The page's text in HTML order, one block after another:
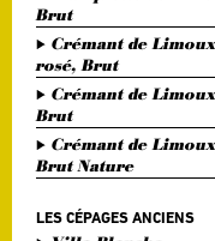
Brut
Crémant de Limoux
rosé, Brut
Crémant de
Brut
Crémant de
Brut Nature
LES CÉPAGES ANCIENS